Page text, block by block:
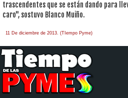
trascendentes que se están dando para
caro", sostuvo Blanco Muiño.
11 De diciembre de 2013. (TIempo Pyme)